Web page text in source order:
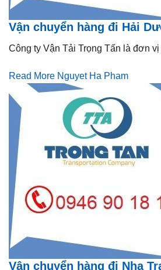
Vận chuyển hàng đi Hải
Công ty Vận Tải Trọng Tấn là đơn
Read More Nguyet Ha Pham
Vận chuyển hàng đi Nha